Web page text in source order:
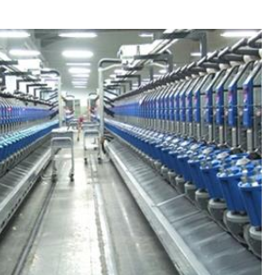
走出去” 中国武夷5月26日公告称，公司
塞俄比亚和乌干达等国家先后承接到四个
。建筑工程施工承包或分包合同均已签
为4.54亿元人民币。这些合同中，工期
短的为270天，随着合同的推进，将给
润。 祁连山5月26日公告称，5月25
设集团有限公司与吉尔吉斯JBK建设有
设吉尔吉斯斯坦奥什州吉尔吉斯阿布什
署备忘录。根据备忘录内容，三方合作
南部共同投资建设水泥生产线项目，项
元，祁连山、八冶建设集团有限公司占
5月起共同研究讨论合作的所有细节。